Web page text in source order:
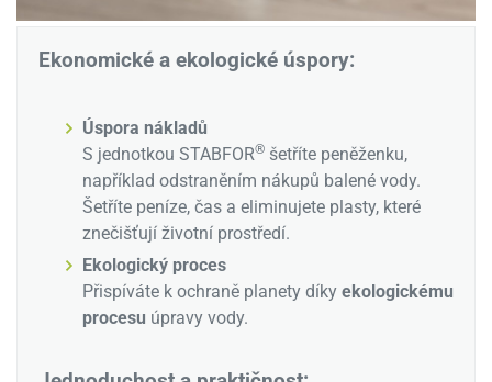
Ekonomické a ekologické úspory:
Úspora nákladů
S jednotkou STABFOR® šetříte peněženku,
například odstraněním nákupů balené vody.
Šetříte peníze, čas a eliminujete plasty, které
znečišťují životní prostředí.
Ekologický proces
Přispíváte k ochraně planety díky ekologickému
procesu úpravy vody.